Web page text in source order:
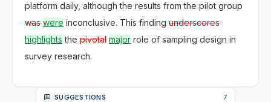
platform daily, although the results from the pilot group
was were inconclusive. This finding underscores
highlights the pivotal major role of sampling design in
survey research.
SUGGESTIONS 7